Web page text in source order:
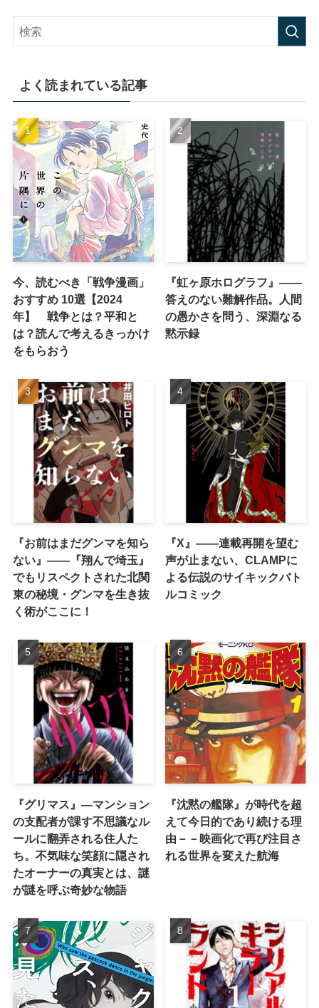
よく読まれている記事
今、読むべき「戦争漫画」
おすすめ 10選【2024
年】 戦争とは？平和と
は？読んで考えるきっかけ
をもらおう
『虹ヶ原ホログラフ』——
答えのない難解作品。人間
の愚かさを問う、深淵なる
黙示録
『お前はまだグンマを知ら
ない』――『翔んで埼玉』
でもリスペクトされた北関
東の秘境・グンマを生き抜
く術がここに！
『X』——連載再開を望む
声が止まない、CLAMPに
よる伝説のサイキックバト
ルコミック
『グリマス』―マンション
の支配者が課す不思議なル
ールに翻弄される住人た
ち。不気味な笑顔に隠され
たオーナーの真実とは、謎
が謎を呼ぶ奇妙な物語
『沈黙の艦隊』が時代を超
えて今日的であり続ける理
由－－映画化で再び注目さ
れる世界を変えた航海